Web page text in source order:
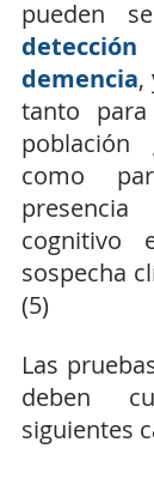
demencia,
tanto
población
como
cognitivo
sospecha
(5)
Las
deben
siguientes